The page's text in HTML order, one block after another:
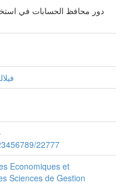
دور محافظ الحسابات في
22777
Economiques et
Sciences de Gestion